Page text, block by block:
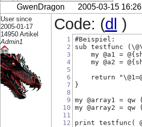
GwenDragon 2005-03-15 16:26
User since
2005-01-17
14950 Artikel
Admin1
Code: (dl )
1
2
3
4
5
6
7
8
9
10
11
12
#Beispiel:
sub testfunc
my @a1 =
my @a2 =
return
}
my @array1 =
my @array2 =
print testfunc(